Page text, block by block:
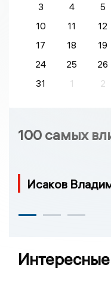
3
4 5
10
11 12
17
18 19
24
25 26
31
1 2
100 самых
Исаков